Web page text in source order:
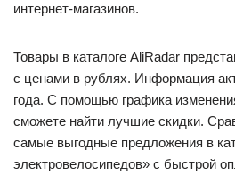
интернет-магазинов.
Товары в каталоге AliRadar
с ценами в рублях. Информация
года. С помощью графика
сможете найти лучшие скидки.
самые выгодные предложения в
электровелосипедов» с быстрой